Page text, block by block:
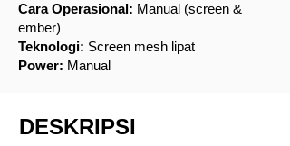
Cara Operasional: Manual (screen &
ember)
Teknologi: Screen mesh lipat
Power: Manual
DESKRIPSI